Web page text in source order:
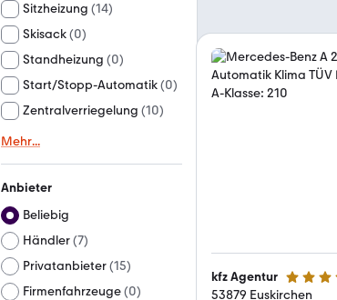
Sitzheizung (14)
Skisack(0)
Standheizung (0)
Start/Stopp-Automatik(0)
Zentralverriegelung (10)
Mehr...
Anbieter
Beliebig
Händler(7)
Privatanbieter(15)
Firmenfahrzeuge(0)
kfz Agentur 5 Sterne
53879 Euskirchen